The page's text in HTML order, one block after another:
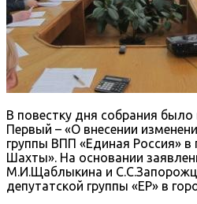
В повестку дня собрания
Первый – «О внесении
группы ВПП «Единая Россия»
Шахты». На основании
М.И.Щаблыкина и
депутатской группы «ЕР» в